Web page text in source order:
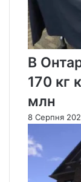
В
170 кг
млн
8 Серпня